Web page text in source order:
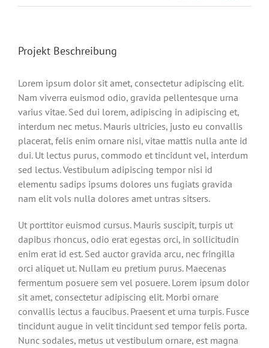
Projekt Beschreibung
Lorem ipsum dolor sit amet, consectetur adipiscing elit.
Nam viverra euismod odio, gravida pellentesque urna
varius vitae. Sed dui lorem, adipiscing in adipiscing et,
interdum nec metus. Mauris ultricies, justo eu convallis
placerat, felis enim ornare nisi, vitae mattis nulla ante id
dui. Ut lectus purus, commodo et tincidunt vel, interdum
sed lectus. Vestibulum adipiscing tempor nisi id
elementu sadips ipsums dolores uns fugiats gravida
nam elit vols nulla dolores amet untras sitsers.
Ut porttitor euismod cursus. Mauris suscipit, turpis ut
dapibus rhoncus, odio erat egestas orci, in sollicitudin
enim erat id est. Sed auctor gravida arcu, nec fringilla
orci aliquet ut. Nullam eu pretium purus. Maecenas
fermentum posuere sem vel posuere. Lorem ipsum dolor
sit amet, consectetur adipiscing elit. Morbi ornare
convallis lectus a faucibus. Praesent et urna turpis. Fusce
tincidunt augue in velit tincidunt sed tempor felis porta.
Nunc sodales, metus ut vestibulum ornare, est magna